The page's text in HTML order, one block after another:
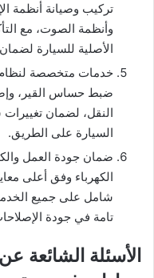
تركيب وصيانة أنظمة
وأنظمة الصوت، مع
الأصلية للسيارة
خدمات متخصصة
ضبط حساس القير،
النقل، لضمان
السيارة على الطريق.
ضمان جودة العمل
الكهرباء وفق أعلى
شامل على جميع
تامة في جودة
الأسئلة الشائعة